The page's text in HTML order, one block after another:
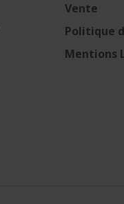
Vente
Politique
Mentions